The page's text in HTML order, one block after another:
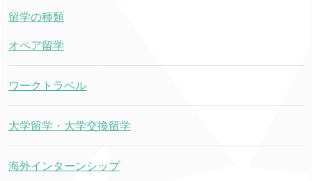
留学の種類
オペア留学
ワークトラベル
大学留学・大学交換留学
海外インターンシップ